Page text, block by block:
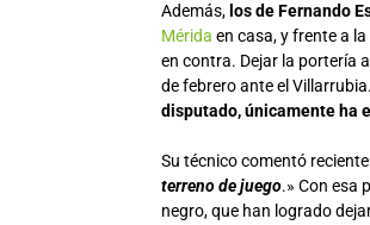
Además, los de Fernando
Mérida en casa, y frente a la
en contra. Dejar la portería
de febrero ante el
disputado, únicamente ha
Su técnico comentó
terreno de juego.» Con esa
negro, que han logrado